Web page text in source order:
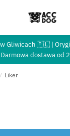
Gliwicach 🇵🇱 |
Darmowa dostawa od
/ Liker